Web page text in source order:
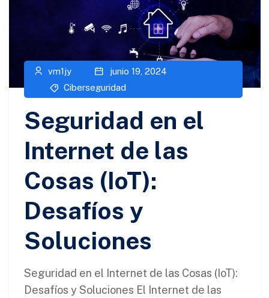
vm1jy
junio 19, 2024
Ciberseguridad​
Seguridad en el
Internet de las
Cosas (IoT):
Desafíos y
Soluciones
Seguridad en el Internet de las Cosas (IoT):
Desafíos y Soluciones El Internet de las